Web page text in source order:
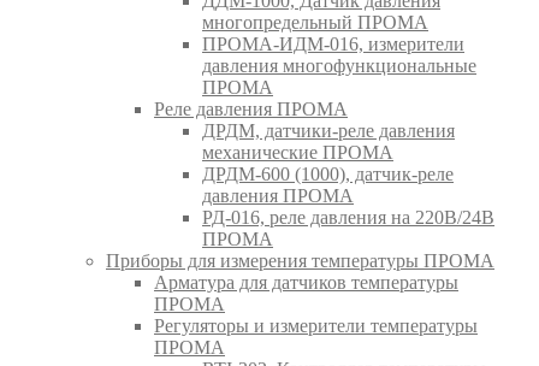
многопредельный ПРОМА
ПРОМА-ИДМ-016, измерители
давления многофункциональные
ПРОМА
Реле давления ПРОМА
ДРДМ, датчики-реле давления
механические ПРОМА
ДРДМ-600 (1000), датчик-реле
давления ПРОМА
РД-016, реле давления на 220В/24В
ПРОМА
Приборы для измерения температуры ПРОМА
Арматура для датчиков температуры
ПРОМА
Регуляторы и измерители температуры
ПРОМА